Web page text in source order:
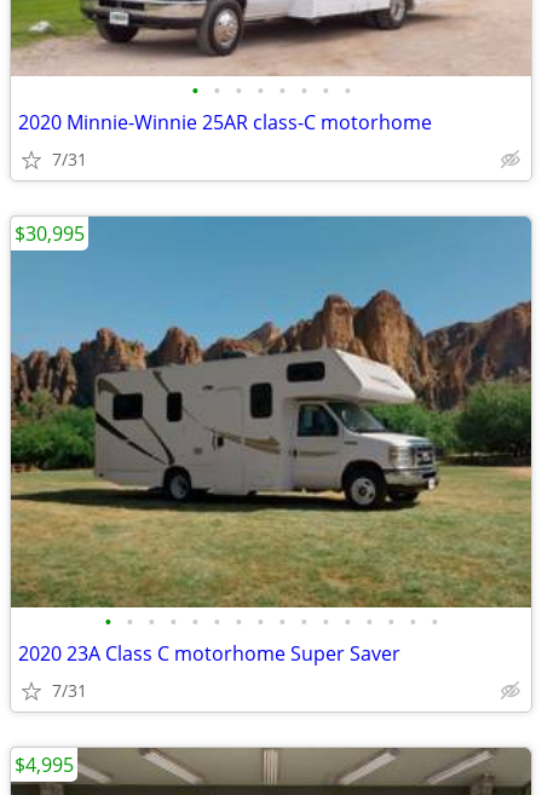
• • • • • • • •
2020 Minnie-Winnie 25AR class-C motorhome
7/31
• • • • • • • • • • • • • • • •
2020 23A Class C motorhome Super Saver
7/31
$30,995
$4,995